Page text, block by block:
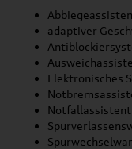
adaptiver
Elektronisches
Notfallassistent